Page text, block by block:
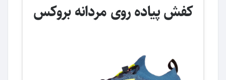
کفش پیاده روی مردانه بروکس